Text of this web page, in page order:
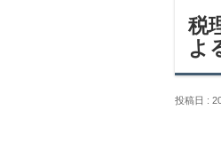
税
よ
投稿日 :